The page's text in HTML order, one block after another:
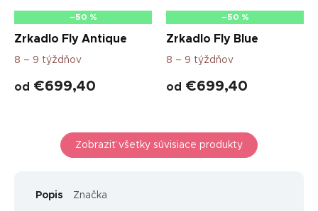
–50 %
Zrkadlo Fly Antique
8 – 9 týždňov
od €699,40
–50 %
Zrkadlo Fly Blue
8 – 9 týždňov
od €699,40
Zobraziť všetky súvisiace produkty
Popis Značka